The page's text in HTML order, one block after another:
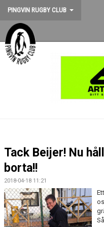
PINGVIN RUGBY CLUB
HEM
BILDGALLERI
MEDLEMSKAP
MATCHER
Tack Beijer! Nu
borta!!
2018-04-18 11:21